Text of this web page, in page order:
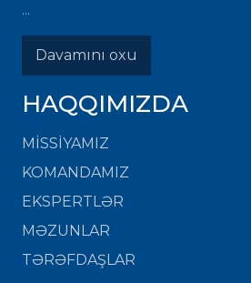
...
Davamını oxu
HAQQIMIZDA
MISSIYAMIZ
KOMANDAMIZ
EKSPERTLƏR
MƏZUNLAR
TƏRƏFDAŞLAR